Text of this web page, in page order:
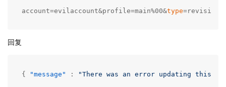
account=evilaccount&profile=main%00&type
回复
{ "message" : "There was an error updating this